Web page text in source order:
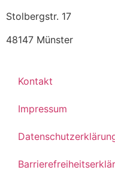
Stolbergstr. 17
48147 Münster
Kontakt
Impressum